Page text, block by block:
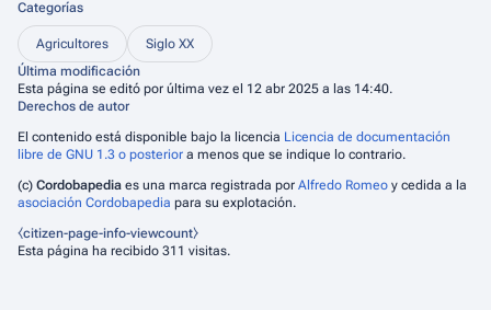
Categorías
Agricultores
Siglo XX
Última modificación
Esta página se editó por última vez el 12 abr 2025 a las 14:40.
Derechos de autor
El contenido está disponible bajo la licencia Licencia de documentación
libre de GNU 1.3 o posterior a menos que se indique lo contrario.
(c) Cordobapedia es una marca registrada por Alfredo Romeo y cedida a la
asociación Cordobapedia para su explotación.
⧼citizen-page-info-viewcount⧽
Esta página ha recibido 311 visitas.